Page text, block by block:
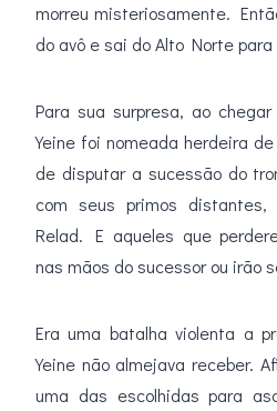
morreu misteriosamente.
do avô e sai do Alto Norte
Para sua surpresa, ao
Yeine foi nomeada herdeira
de disputar a sucessão do
com seus primos
Relad. E aqueles que
nas mãos do sucessor ou irão
Era uma batalha violenta a
Yeine não almejava receber.
uma das escolhidas para